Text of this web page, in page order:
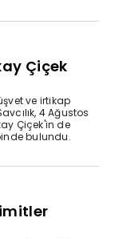
Çiçek
ve irtikap
4 Ağustos
Çiçek'in de
bulundu.